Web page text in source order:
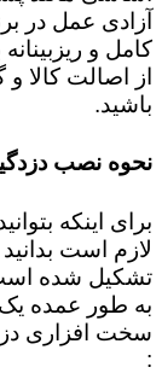
آزادی عمل در
کامل و
از اصالت کالا
باشید.
نحوه نصب
برای اینکه
لازم است
تشکیل شده
به طور عمده
سخت افزاری
: